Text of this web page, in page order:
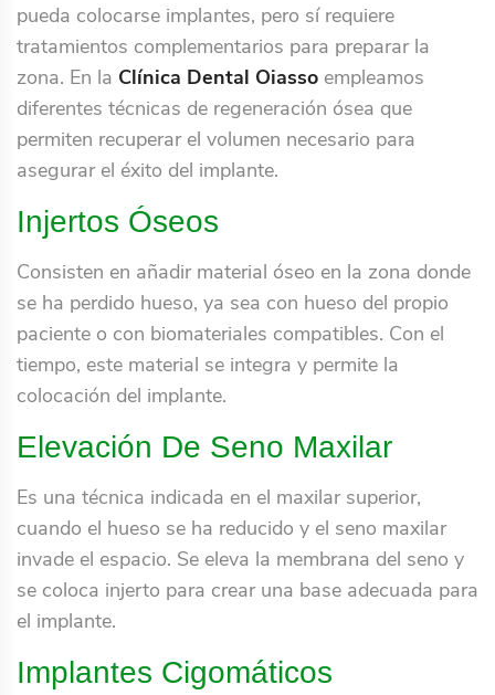
pueda colocarse implantes, pero sí requiere
tratamientos complementarios para preparar la
zona. En la Clínica Dental Oiasso empleamos
diferentes técnicas de regeneración ósea que
permiten recuperar el volumen necesario para
asegurar el éxito del implante.
Injertos Óseos
Consisten en añadir material óseo en la zona donde
se ha perdido hueso, ya sea con hueso del propio
paciente o con biomateriales compatibles. Con el
tiempo, este material se integra y permite la
colocación del implante.
Elevación De Seno Maxilar
Es una técnica indicada en el maxilar superior,
cuando el hueso se ha reducido y el seno maxilar
invade el espacio. Se eleva la membrana del seno y
se coloca injerto para crear una base adecuada para
el implante.
Implantes Cigomáticos